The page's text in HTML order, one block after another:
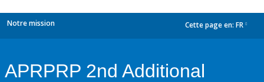
Notre mission Cette page en: FR
APRPRP 2nd Additional